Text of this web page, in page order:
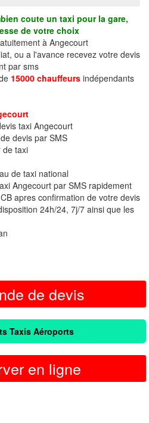
coute un taxi pour la gare,
de votre choix
à Angecourt
ou a l'avance recevez votre devis
par sms
15000 chauffeurs indépendants
taxi Angecourt
devis par SMS
de taxi
de taxi national
Angecourt par SMS rapidement
apres confirmation de votre devis
24h/24, 7j/7 ainsi que les
de devis
Taxis Aéroports
en ligne